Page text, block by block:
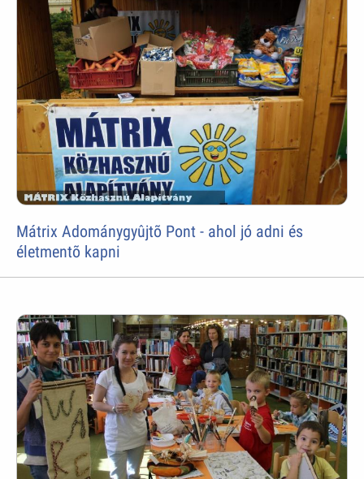
Mátrix Adománygyûjtõ Pont - ahol jó adni és
életmentõ kapni